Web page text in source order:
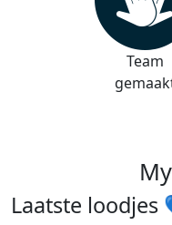
Team
Laatste loodjes